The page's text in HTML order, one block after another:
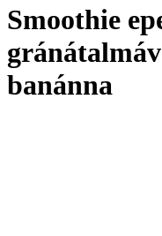
Smoothie
banánna